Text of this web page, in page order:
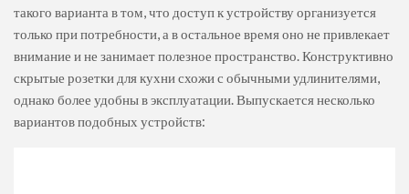
такого варианта в том, что доступ к устройству организуется
только при потребности, а в остальное время оно не привлекает
внимание и не занимает полезное пространство. Конструктивно
скрытые розетки для кухни схожи с обычными удлинителями,
однако более удобны в эксплуатации. Выпускается несколько
вариантов подобных устройств: